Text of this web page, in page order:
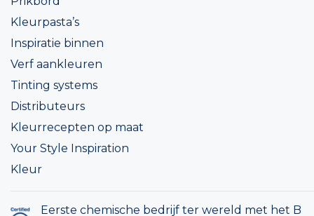
Kleurpasta’s
Inspiratie binnen
Verf aankleuren
Tinting systems
Distributeurs
Kleurrecepten op maat
Your Style Inspiration
Kleur
Eerste chemische bedrijf ter wereld met het B